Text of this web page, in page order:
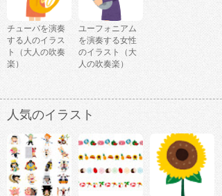
チューバを演奏
する人のイラス
ト（大人の吹奏
楽）
ユーフォニアム
を演奏する女性
のイラスト（大
人の吹奏楽）
人気のイラスト